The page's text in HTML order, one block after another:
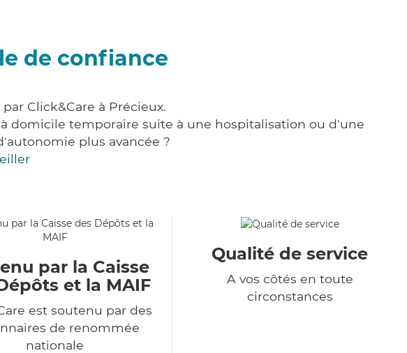
de confiance
Click&Care à Précieux.
domicile temporaire suite à une hospitalisation ou d'une
plus avancée ?
par la Caisse
et la MAIF
est soutenu par des
de renommée
nationale
Qualité de service
A vos côtés en toute
circonstances